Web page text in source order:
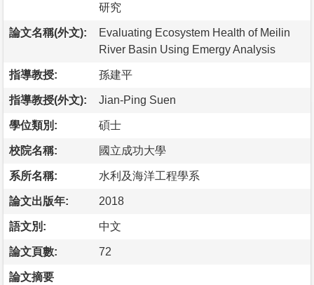
研究
論文名稱(外文):
Evaluating Ecosystem Health of Meilin
River Basin Using Emergy Analysis
指導教授: 孫建平
指導教授(外文): Jian-Ping Suen
學位類別: 碩士
校院名稱: 國立成功大學
系所名稱: 水利及海洋工程學系
論文出版年: 2018
語文別: 中文
論文頁數: 72
論文摘要